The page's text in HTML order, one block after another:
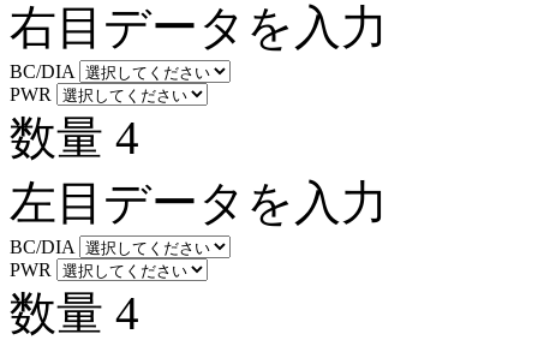
右目データを入力
BC/DIA
PWR
数量 4
左目データを入力
BC/DIA
PWR
数量 4